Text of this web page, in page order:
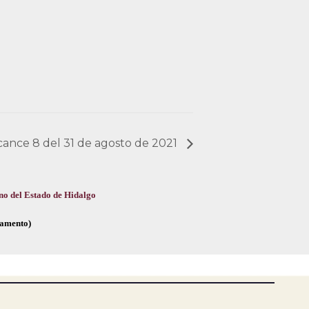
8 del 31 de agosto de 2021
del Estado de Hidalgo